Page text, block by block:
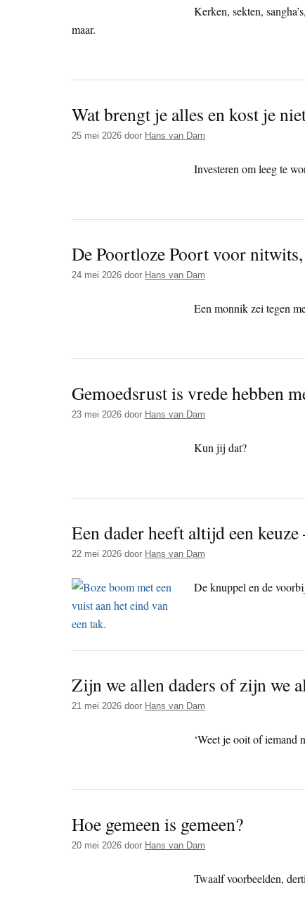
Kerken, sekten,
maar.
Wat brengt je alles en kost je
25 mei 2026 door Hans van Dam
Investeren om leeg te
De Poortloze Poort voor nitwits,
24 mei 2026 door Hans van Dam
Een monnik zei tegen
Gemoedsrust is vrede hebben
23 mei 2026 door Hans van Dam
Kun jij dat?
Een dader heeft altijd een keuze
22 mei 2026 door Hans van Dam
De knuppel en de
Zijn we allen daders of zijn we
21 mei 2026 door Hans van Dam
‘Weet je ooit of iemand
Hoe gemeen is gemeen?
20 mei 2026 door Hans van Dam
Twaalf voorbeelden,